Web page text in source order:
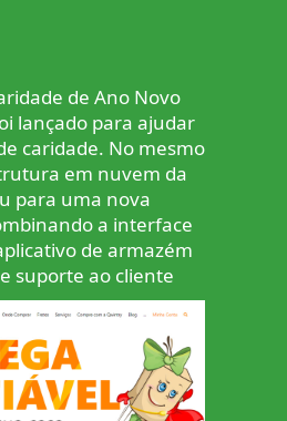
de Ano Novo
lançado para ajudar
caridade. No mesmo
em nuvem da
para uma nova
a interface
de armazém
suporte ao cliente